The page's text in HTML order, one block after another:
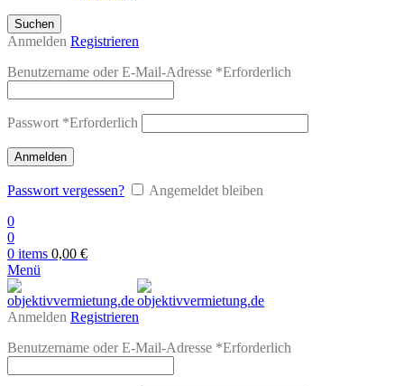
Suchen
Anmelden Registrieren
Benutzername oder E-Mail-Adresse *Erforderlich
Passwort *Erforderlich
Anmelden
Passwort vergessen?
Angemeldet bleiben
0
0
0 items 0,00 €
Menü
Anmelden Registrieren
Benutzername oder E-Mail-Adresse *Erforderlich